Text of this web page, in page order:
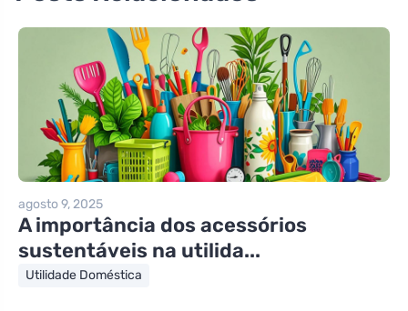
agosto 9, 2025
A importância dos acessórios
sustentáveis na utilida...
Utilidade Doméstica